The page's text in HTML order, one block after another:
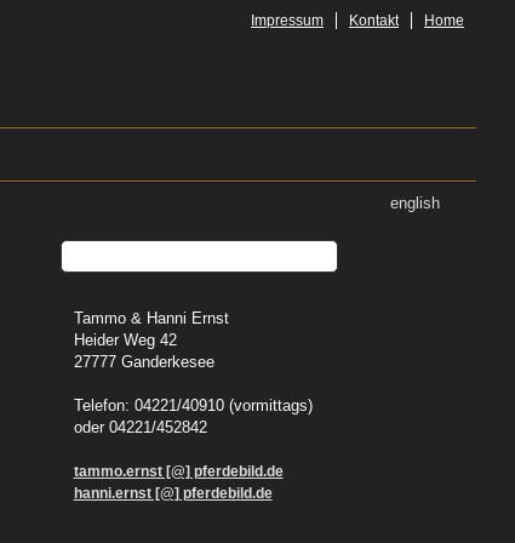
Home
Kontakt
Impressum
english
Tammo & Hanni Ernst
Heider Weg 42
27777 Ganderkesee
Telefon: 04221/40910 (vormittags)
oder 04221/452842
tammo.ernst [@] pferdebild.de
hanni.ernst [@] pferdebild.de